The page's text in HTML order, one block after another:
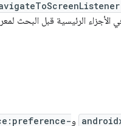
الأجزاء الرئيسية قبل البحث
و